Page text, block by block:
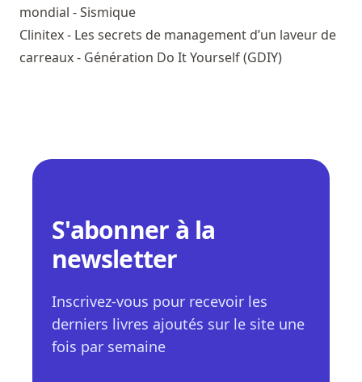
mondial - Sismique
Clinitex - Les secrets de management d’un laveur de
carreaux - Génération Do It Yourself (GDIY)
S'abonner à la
newsletter
Inscrivez-vous pour recevoir les
derniers livres ajoutés sur le site une
fois par semaine